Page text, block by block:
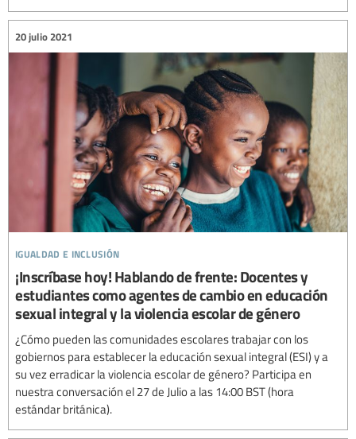
igualdad e inclusión
20 julio 2021
¡Inscríbase hoy! Hablando de frente: Docentes y
estudiantes como agentes de cambio en educación
sexual integral y la violencia escolar de género
¿Cómo pueden las comunidades escolares trabajar con los
gobiernos para establecer la educación sexual integral (ESI) y a
su vez erradicar la violencia escolar de género? Participa en
nuestra conversación el 27 de Julio a las 14:00 BST (hora
estándar británica).